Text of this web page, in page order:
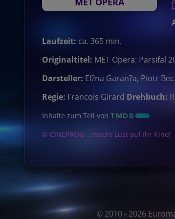
Laufzeit: ca. 365 min.
Originaltitel: MET Opera: Parsifal
Darsteller: El?na Garan?a, Piotr
Regie: Francois Girard Drehbuch:
Inhalte zum Teil von
© CINEPROG ...macht Lust auf Ihr Kino!
© 2010 - 2026